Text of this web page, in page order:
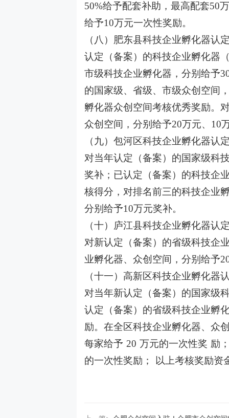
50%给予配套补助，最高配套50
给予10万元一次性奖励。
（八）肥东县科技企业孵化器认
认定（备案）的科技企业孵化器
市级科技企业孵化器，分别给予
的国家级、省级、市级众创空间
孵化器众创空间考核优秀奖励。
众创空间，分别给予20万元、10
（九）包河区科技企业孵化器认
对当年认定（备案）的国家级科
奖补；已认定（备案）的科技企
核得分，对排名前三的科技企业
分别给予10万元奖补。
（十）庐江县科技企业孵化器认
对新认定（备案）的省级科技企
业孵化器、众创空间，分别给予
（十一）高新区科技企业孵化器
对当年新认定（备案）的国家级
认定（备案）的省级科技企业孵
励。在全区科技企业孵化器、众
每家给予 20 万元的一次性奖 励
的一次性奖励； 以上考核奖励资